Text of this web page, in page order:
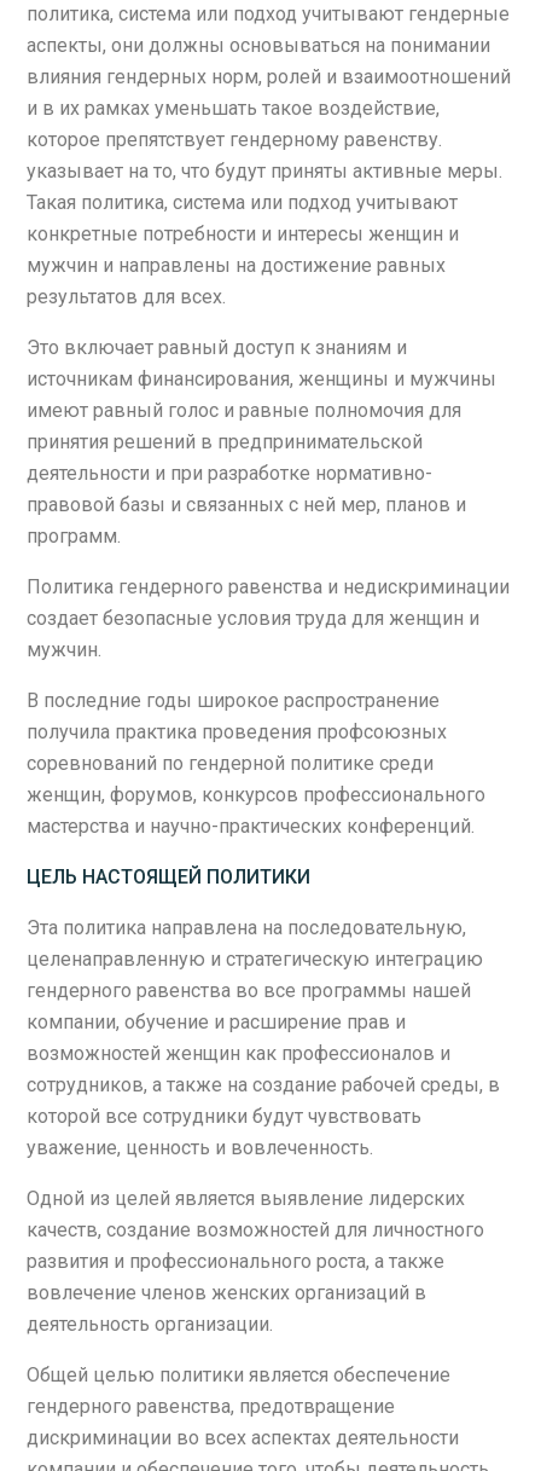
политика, система или подход учитывают гендерные
аспекты, они должны основываться на понимании
влияния гендерных норм, ролей и взаимоотношений
и в их рамках уменьшать такое воздействие,
которое препятствует гендерному равенству.
указывает на то, что будут приняты активные меры.
Такая политика, система или подход учитывают
конкретные потребности и интересы женщин и
мужчин и направлены на достижение равных
результатов для всех.
Это включает равный доступ к знаниям и
источникам финансирования, женщины и мужчины
имеют равный голос и равные полномочия для
принятия решений в предпринимательской
деятельности и при разработке нормативно-
правовой базы и связанных с ней мер, планов и
программ.
Политика гендерного равенства и недискриминации
создает безопасные условия труда для женщин и
мужчин.
В последние годы широкое распространение
получила практика проведения профсоюзных
соревнований по гендерной политике среди
женщин, форумов, конкурсов профессионального
мастерства и научно-практических конференций.
ЦЕЛЬ НАСТОЯЩЕЙ ПОЛИТИКИ
Эта политика направлена на последовательную,
целенаправленную и стратегическую интеграцию
гендерного равенства во все программы нашей
компании, обучение и расширение прав и
возможностей женщин как профессионалов и
сотрудников, а также на создание рабочей среды, в
которой все сотрудники будут чувствовать
уважение, ценность и вовлеченность.
Одной из целей является выявление лидерских
качеств, создание возможностей для личностного
развития и профессионального роста, а также
вовлечение членов женских организаций в
деятельность организации.
Общей целью политики является обеспечение
гендерного равенства, предотвращение
дискриминации во всех аспектах деятельности